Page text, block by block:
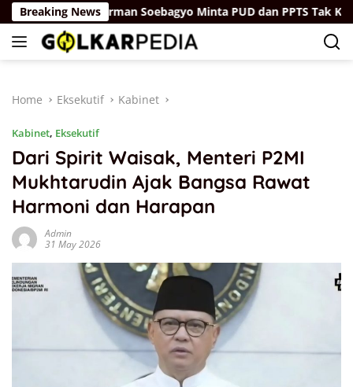
Skip
to
content
Breaking News
Firman Soebagyo Minta PUD dan PPTS Tak Khawatir
Home Eksekutif Kabinet
Kabinet, Eksekutif
Dari Spirit Waisak, Menteri P2MI
Mukhtarudin Ajak Bangsa Rawat
Harmoni dan Harapan
Admin
31 May 2026